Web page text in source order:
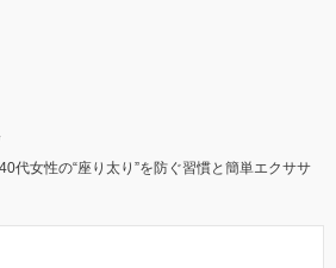
代女性の“座り太り”を防ぐ習慣と簡単エクササ